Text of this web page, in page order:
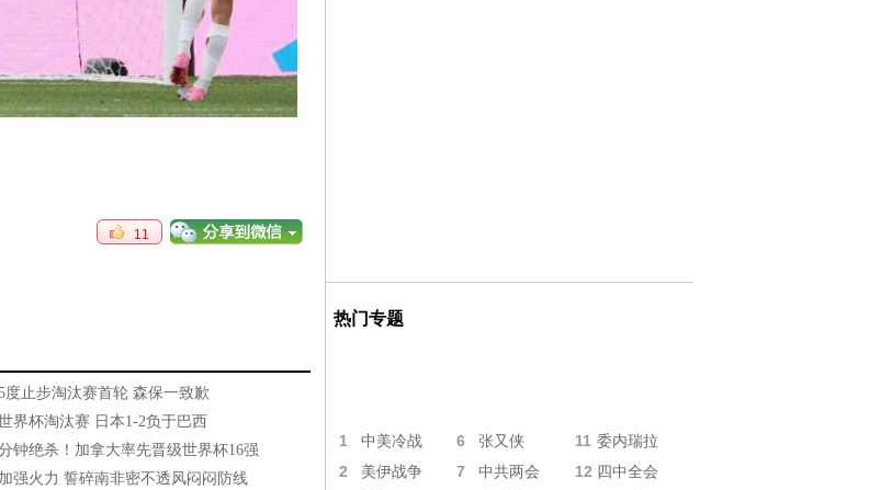
11
度止步淘汰赛首轮 森保一致歉
界杯淘汰赛 日本1-2负于巴西
钟绝杀！加拿大率先晋级世界杯16强
强火力 誓碎南非密不透风闷闷防线
热门专题
1 中美冷战 6 张又侠 11 委内瑞拉
2 美伊战争 7 中共两会 12 四中全会